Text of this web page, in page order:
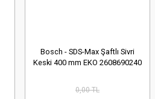
Bosch - SDS-Max Şaftlı Sivri
Keski 400 mm EKO 2608690240
0,00 TL